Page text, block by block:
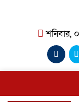
শনিবার,